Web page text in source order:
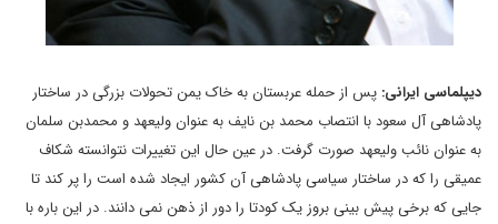
دیپلماسی ایرانی: پس از حمله عربستان به خاک یمن تحولات بزرگی در ساختار
پادشاهی آل سعود با انتصاب محمد بن نایف به عنوان ولیعهد و محمدبن سلمان
به عنوان نائب ولیعهد صورت گرفت. در عین حال این تغییرات نتوانسته شکاف
عمیقی را که در ساختار سیاسی پادشاهی آن کشور ایجاد شده است را پر کند تا
جایی که برخی پیش بینی بروز یک کودتا را دور از ذهن نمی دانند. در این باره با